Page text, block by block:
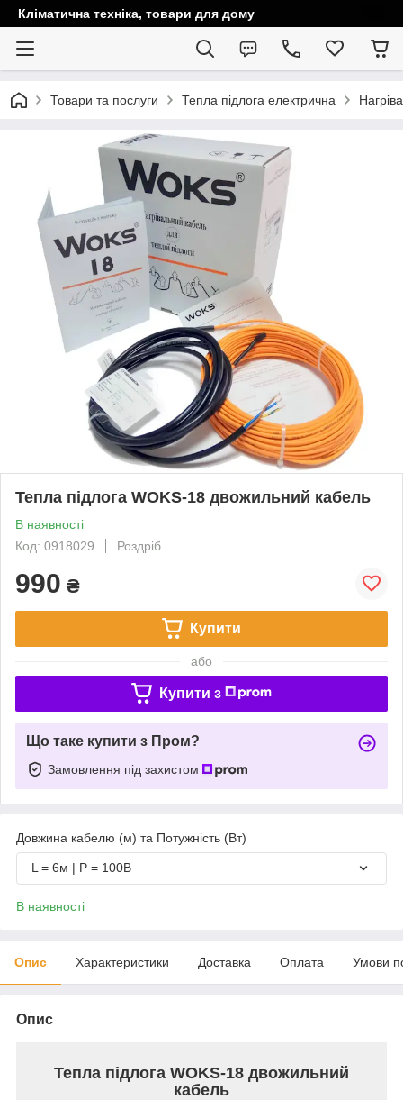
Кліматична техніка, товари для дому
Товари та послуги Тепла підлога електрична
Тепла підлога WOKS-18 двожильний кабель
В наявності
Код: 0918029
Роздріб
990 ₴
Купити
або
Купити з
Що таке купити з Пром?
Замовлення під захистом
Довжина кабелю (м) та Потужність (Вт)
L = 6м | P = 100В
В наявності
Опис Характеристики Доставка Оплата Умови
Опис
Тепла підлога WOKS-18 двожильний
кабель